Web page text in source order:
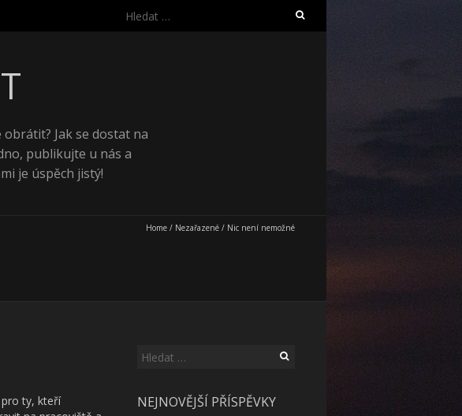
Vyhledávání
Jak se dostat na
publikujte u nás a
je úspěch jistý!
Home / Nezařazené / Nic není nemožné
ty, kteří
Vyhledávání
NEJNOVĚJŠÍ PŘÍSPĚVKY